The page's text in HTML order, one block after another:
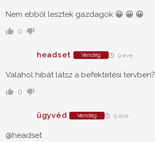
Nem ebből lesztek gazdagok 😀 😀 😀
0
headset Vendég 9 éve
Valahol hibát látsz a befektetési tervben?
0
ügyvéd Vendég 9 éve
@headset